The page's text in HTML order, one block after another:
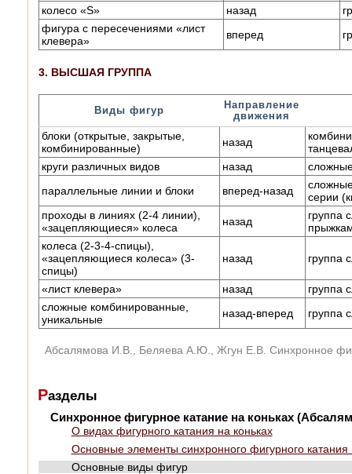
колесо «S»
назад
фигура с пересечениями «лист
клевера»
вперед
3. ВЫСШАЯ ГРУППА
Виды фигур
Направление
движения
блоки (открытые, закрытые,
комбинированные)
назад
круги различных видов
назад
параллельные линии и блоки
вперед-назад
серии
проходы в линиях (2-4 линии),
«зацепляющиеся» колеса
назад
группа
колеса (2-3-4-спицы),
«зацепляющиеся колеса» (3-
спицы)
назад группа
«лист клевера» назад
группа
сложные комбинированные,
уникальные
назад-вперед группа
Абсалямова И.В., Беляева А.Ю., Жгун Е.В. Cинхронное
Разделы
Cинхронное фигурное катание на коньках
О видах фигурного катания на коньках
Основные элементы синхронного фигурного
Основные виды фигур